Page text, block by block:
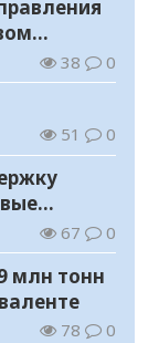
38 0
51 0
67 0
млн тонн
78 0